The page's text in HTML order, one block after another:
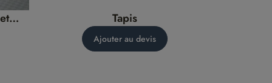
Tapis
Ajouter au devis